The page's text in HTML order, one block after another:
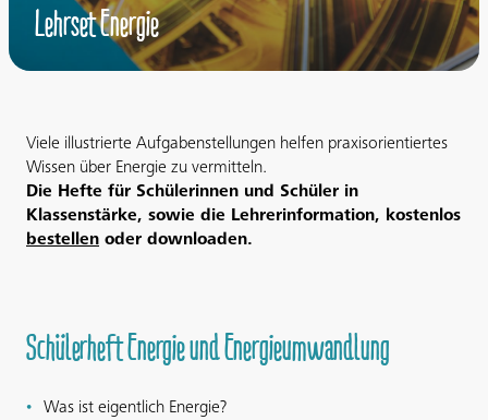
Lehrset Energie
Viele illustrierte Aufgabenstellungen helfen praxisorientiertes
Wissen über Energie zu vermitteln.
Die Hefte für Schülerinnen und Schüler in
Klassenstärke, sowie die Lehrerinformation, kostenlos
bestellen oder downloaden.
Schülerheft Energie und Energieumwandlung
Was ist eigentlich Energie?